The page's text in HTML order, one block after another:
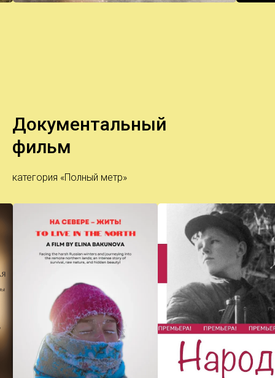
Документальный
фильм
категория «Полный метр»